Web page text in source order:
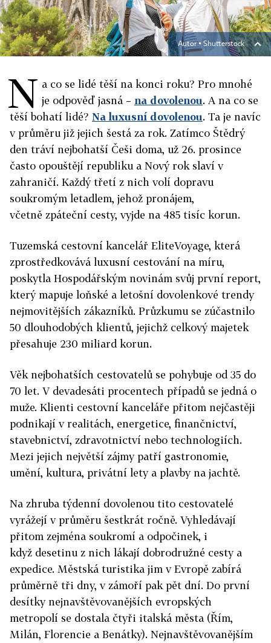
Autor ▪ Shutterstock
N a co se lidé těší na konci roku? Pro mnohé
je odpověď jasná – na dovolenou. A na co se
těší bohatí lidé? Na luxusní dovolenou. Ta je navíc
v průměru již jejich šestá za rok. Zatímco Štědrý
den tráví nejbohatší Češi doma, už 26. prosince
často opouštějí republiku a Nový rok slaví v
zahraničí. Každý třetí z nich volí dopravu
soukromým letadlem, jehož pronájem,
včetně zpáteční cesty, vyjde na 485 tisíc korun.
Tuzemská cestovní kancelář EliteVoyage, která
zprostředkovává luxusní cestování na míru,
poskytla Hospodářským novinám svůj první report,
který mapuje loňské a letošní dovolenkové trendy
nejmovitějších zákazníků. Průzkumu se zúčastnilo
50 dlouhodobých klientů, jejichž celkový majetek
přesahuje 230 miliard korun.
Věk nejbohatších cestovatelů se pohybuje od 35 do
70 let. V devadesáti procentech případů se jedná o
muže. Klienti cestovní kanceláře přitom nejčastěji
podnikají v realitách, energetice, finančnictví,
stavebnictví, zdravotnictví nebo technologiích.
Mezi jejich největší zájmy patří gastronomie,
umění, kultura, privátní lety a plavby na jachtě.
Na zhruba týdenní dovolenou tito cestovatelé
vyrážejí v průměru šestkrát ročně. Vyhledávají
přitom zejména soukromí a odpočinek, i
když desetinu z nich lákají dobrodružné cesty a
expedice. Městská turistika jim v Evropě zabírá
průměrně tři dny, v zámoří pak pět dní. Do první
desítky nejnavštěvovanějších evropských
metropolí se dostala čtyři italská města (Řím,
Milán, Florencie a Benátky). Nejnavštěvovanějším